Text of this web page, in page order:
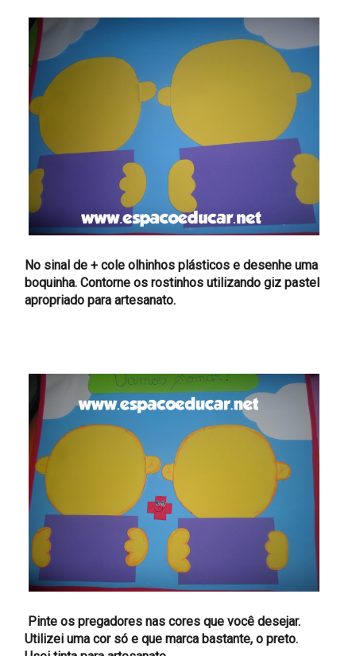
No sinal de + cole olhinhos plásticos e desenhe uma
boquinha. Contorne os rostinhos utilizando giz pastel
apropriado para artesanato.
Pinte os pregadores nas cores que você desejar.
Utilizei uma cor só e que marca bastante, o preto.